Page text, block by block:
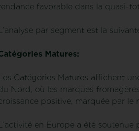
favorable dans la quasi-
par segment est la
Matures:
Catégories Matures affichent
Nord, où les marques
positive, marquée par le
en Europe a été